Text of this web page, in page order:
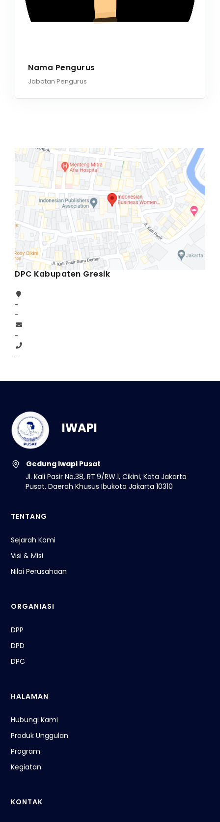
Nama Pengurus
Jabatan Pengurus
DPC Kabupaten Gresik
-
-
-
-
IWAPI
Gedung Iwapi Pusat
Jl. Kali Pasir No.38, RT.9/RW.1, Cikini, Kota Jakarta
Pusat, Daerah Khusus Ibukota Jakarta 10310
TENTANG
Sejarah Kami
Visi & Misi
Nilai Perusahaan
ORGANIASI
DPP
DPD
DPC
HALAMAN
Hubungi Kami
Produk Unggulan
Program
Kegiatan
KONTAK